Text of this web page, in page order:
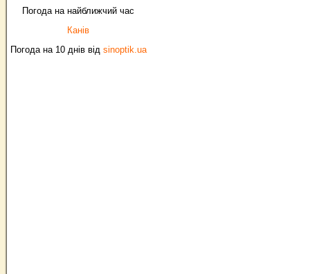
Погода на найближчий час
Канів
Погода на 10 днів від sinoptik.ua